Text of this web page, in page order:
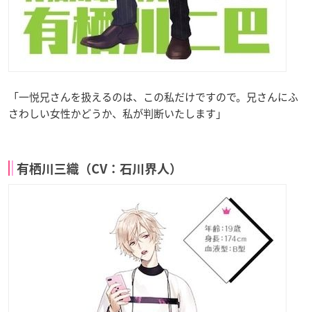
「一悦兄さんを扱えるのは、この私だけですので。兄さんにふ
さわしい女性かどうか、私が判断いたします」
有栖川三織（CV：石川界人）